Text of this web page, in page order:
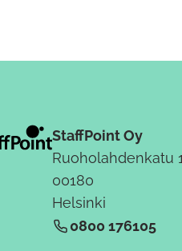
StaffPoint Oy
Ruoholahdenkatu
00180
Helsinki
0800 176105